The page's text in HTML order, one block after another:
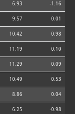
6.93 -1.16
9.57 0.01
10.42 0.98
11.19 0.10
11.29 0.09
10.49 0.53
8.86 0.04
6.25 -0.98